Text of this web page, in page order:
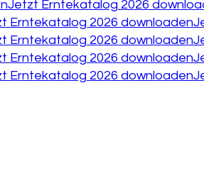
Jetzt Erntekatalog 2026
Erntekatalog 2026 downloaden
Erntekatalog 2026 downloaden
Erntekatalog 2026 downloaden
Erntekatalog 2026 downloaden